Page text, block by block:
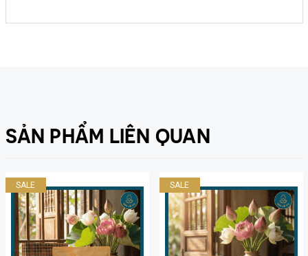
SẢN PHẨM LIÊN QUAN
SALE SALE